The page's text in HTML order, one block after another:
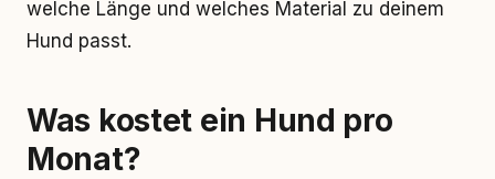
welche Länge und welches Material zu deinem
Hund passt.
Was kostet ein Hund pro
Monat?